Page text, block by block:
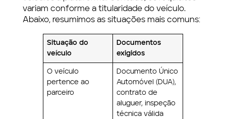
variam conforme a titularidade do veículo.
Abaixo, resumimos as situações mais comuns:
Situação do
veículo
Documentos
exigidos
O veículo
pertence ao
parceiro
Documento Único
Automóvel (DUA),
contrato de
aluguer, inspeção
técnica válida